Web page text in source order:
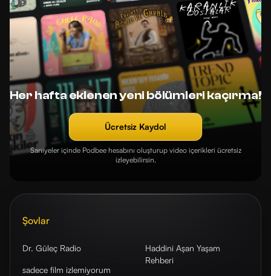
Her hafta eklenen yeni bölümleri kaçırma!
Ücretsiz Kaydol
Saniyeler içinde Podbee hesabını oluşturup video içerikleri ücretsiz
izleyebilirsin.
Şovlar
Dr. Güleç Radio
sadece film izlemiyorum
Haddini Aşan Yaşam
Rehberi